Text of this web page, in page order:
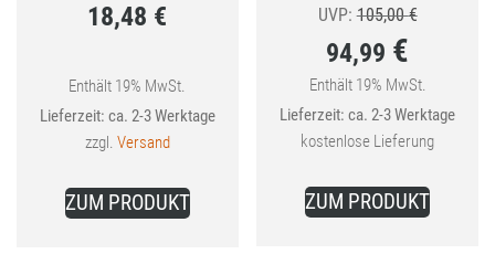
18,48 €
Enthält 19% MwSt.
Lieferzeit: ca. 2-3 Werktage
zzgl. Versand
ZUM PRODUKT
UVP: 105,00€
war:
105,00 €
94,99 €
Aktueller
Preis
94,99 €.
Enthält 19% MwSt.
Lieferzeit: ca. 2-3 Werktage
kostenlose Lieferung
ZUM PRODUKT